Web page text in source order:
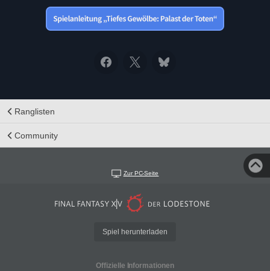
Ranglisten
Community
Zur PC-Seite
Spiel herunterladen
Offizielle Informationen